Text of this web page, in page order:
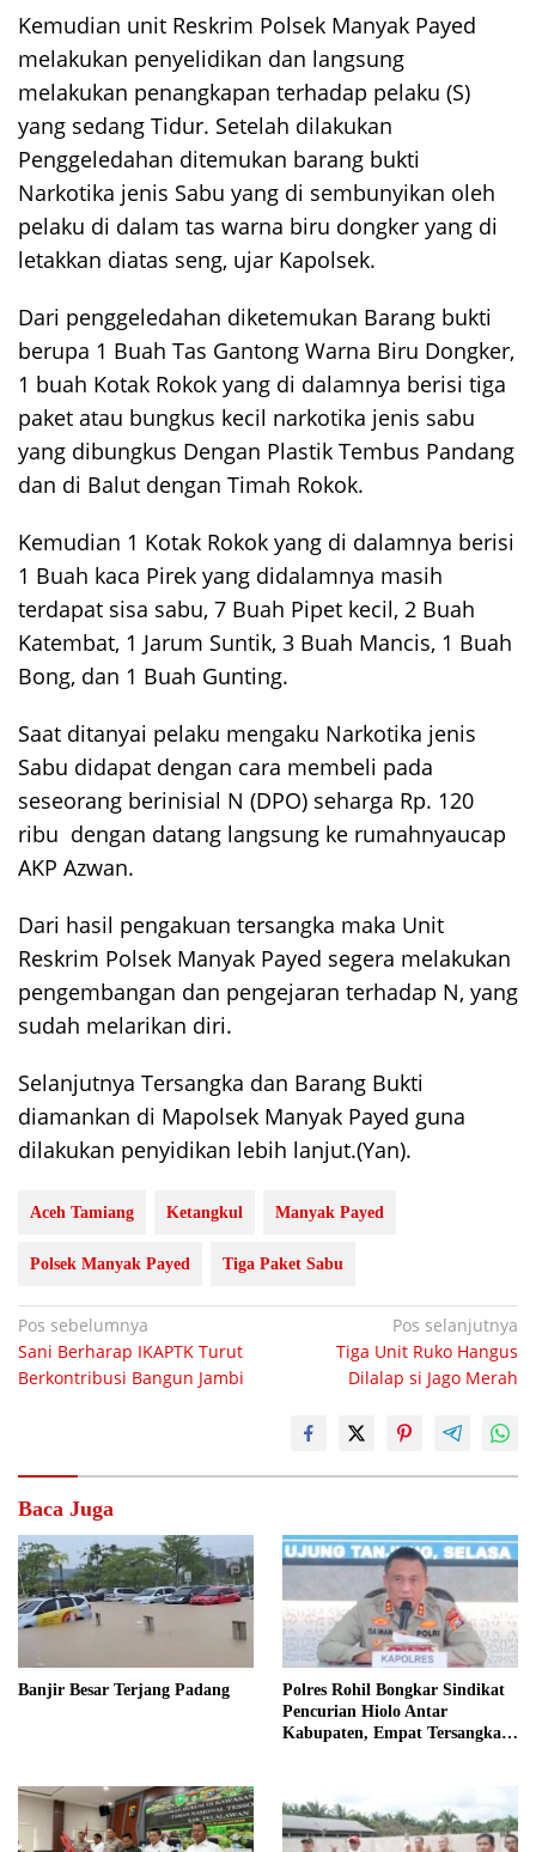
Kemudian unit Reskrim Polsek Manyak Payed
melakukan penyelidikan dan langsung
melakukan penangkapan terhadap pelaku (S)
yang sedang Tidur. Setelah dilakukan
Penggeledahan ditemukan barang bukti
Narkotika jenis Sabu yang di sembunyikan oleh
pelaku di dalam tas warna biru dongker yang di
letakkan diatas seng, ujar Kapolsek.
Dari penggeledahan diketemukan Barang bukti
berupa 1 Buah Tas Gantong Warna Biru Dongker,
1 buah Kotak Rokok yang di dalamnya berisi tiga
paket atau bungkus kecil narkotika jenis sabu
yang dibungkus Dengan Plastik Tembus Pandang
dan di Balut dengan Timah Rokok.
Kemudian 1 Kotak Rokok yang di dalamnya berisi
1 Buah kaca Pirek yang didalamnya masih
terdapat sisa sabu, 7 Buah Pipet kecil, 2 Buah
Katembat, 1 Jarum Suntik, 3 Buah Mancis, 1 Buah
Bong, dan 1 Buah Gunting.
Saat ditanyai pelaku mengaku Narkotika jenis
Sabu didapat dengan cara membeli pada
seseorang berinisial N (DPO) seharga Rp. 120
ribu dengan datang langsung ke rumahnyaucap
AKP Azwan.
Dari hasil pengakuan tersangka maka Unit
Reskrim Polsek Manyak Payed segera melakukan
pengembangan dan pengejaran terhadap N, yang
sudah melarikan diri.
Selanjutnya Tersangka dan Barang Bukti
diamankan di Mapolsek Manyak Payed guna
dilakukan penyidikan lebih lanjut.(Yan).
Aceh Tamiang Ketangkul Manyak Payed
Polsek Manyak Payed Tiga Paket Sabu
Navigasi
pos
Pos sebelumnya
Sani Berharap IKAPTK Turut
Berkontribusi Bangun Jambi
Pos selanjutnya
Tiga Unit Ruko Hangus
Dilalap si Jago Merah
Baca Juga
Banjir Besar Terjang Padang
Polres Rohil Bongkar Sindikat
Pencurian Hiolo Antar
Kabupaten, Empat Tersangka